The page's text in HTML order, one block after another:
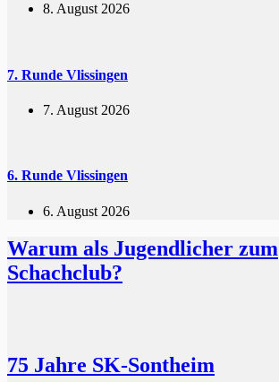
8. August 2026
7. Runde Vlissingen
7. August 2026
6. Runde Vlissingen
6. August 2026
Warum als Jugendlicher zum
Schachclub?
75 Jahre SK-Sontheim